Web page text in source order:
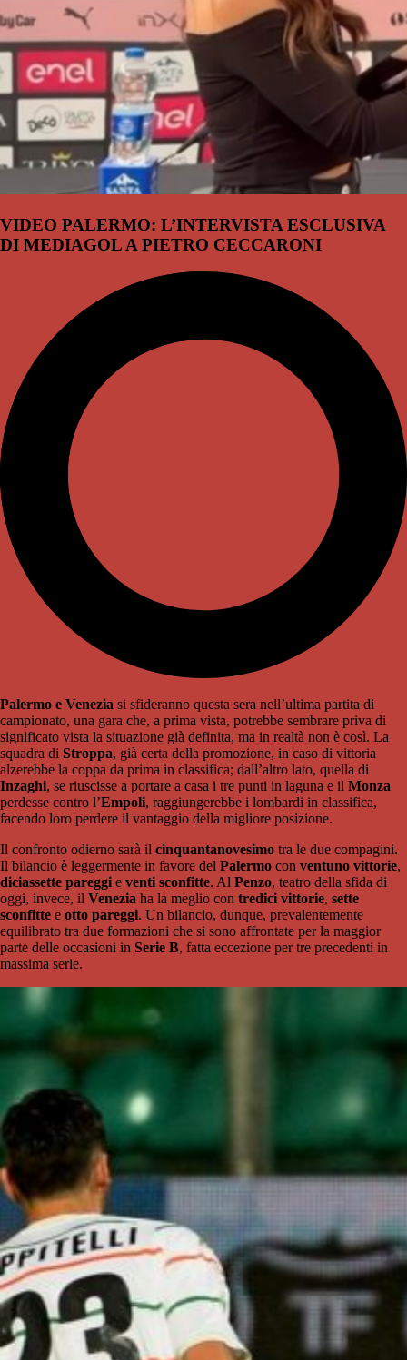
VIDEO PALERMO: L’INTERVISTA ESCLUSIVA
DI MEDIAGOL A PIETRO CECCARONI
Palermo e Venezia si sfideranno questa sera nell’ultima partita di
campionato, una gara che, a prima vista, potrebbe sembrare priva di
significato vista la situazione già definita, ma in realtà non è così. La
squadra di Stroppa, già certa della promozione, in caso di vittoria
alzerebbe la coppa da prima in classifica; dall’altro lato, quella di
Inzaghi, se riuscisse a portare a casa i tre punti in laguna e il Monza
perdesse contro l’Empoli, raggiungerebbe i lombardi in classifica,
facendo loro perdere il vantaggio della migliore posizione.
Il confronto odierno sarà il cinquantanovesimo tra le due compagini.
Il bilancio è leggermente in favore del Palermo con ventuno vittorie,
diciassette pareggi e venti sconfitte. Al Penzo, teatro della sfida di
oggi, invece, il Venezia ha la meglio con tredici vittorie, sette
sconfitte e otto pareggi. Un bilancio, dunque, prevalentemente
equilibrato tra due formazioni che si sono affrontate per la maggior
parte delle occasioni in Serie B, fatta eccezione per tre precedenti in
massima serie.